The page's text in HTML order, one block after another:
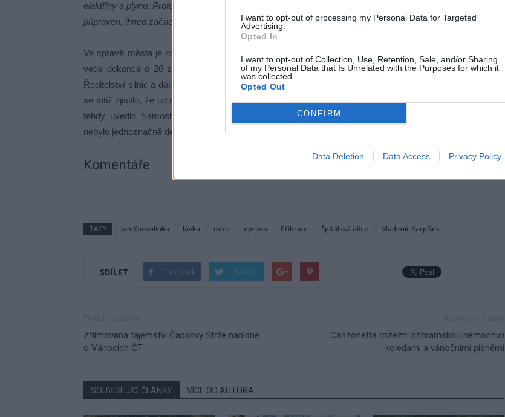
I want to opt-out of processing my Personal Data for Targeted
Advertising.
Opted In
I want to opt-out of Collection, Use, Retention, Sale, and/or Sharing
of my Personal Data that Is Unrelated with the Purposes for which it
was collected.
Opted Out
CONFIRM
Data Deletion Data Access Privacy Policy
elektřiny a plynu. Proto je možné, že realizace proběhne až v roce 2025, záleží na majiteli sítí, jakmile bude
připraven, ihned začneme,“
dodal místostarosta Vladimír Karpíšek.
Ve správě města je na Litavce celkem 18 mostů nebo lávek z 20 možných. Přes Příbramský potok pak
vede dokonce o 26 staveb, o které se město stará. O další se pak stará buď Středočeský kraj, nebo
Ředitelství silnic a dálnic. Nicméně o špatném stavu mostů lávek ve městě se ví od roku 2018. V té době
se totiž zjistilo, že od roku 2002 nebyla prováděna žádná kontrola stavu těchto staveb. Důvodem bylo, jak
tehdy uvedlo Samostatné oddělení silničního hospodářství městského úřadu Příbram, že v minulosti
nebylo jednoznačně definováno, kdo má tyto prohlídky zajistit, došlo k situaci, že nebyly zajištěny vůbec.
Komentáře
TAGY Jan Konvalinka lávka most oprava Příbram Špitálská ulice Vladimír Karpíšek
SDÍLET Facebook Twitter
Zfilmovaná tajemství Čapkovy Strže nabídne
o Vánocích ČT
Canzonetta rozezní příbramskou nemocnici
koledami a vánočními písněmi
SOUVISEJÍCÍ ČLÁNKY VÍCE OD AUTORA